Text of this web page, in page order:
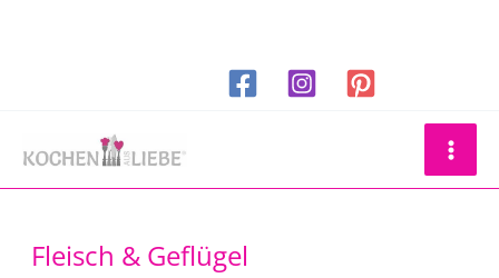
Fleisch & Geflügel